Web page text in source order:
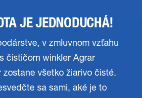
JE JEDNODUCHÁ!
v zmluvnom vzťahu
čističom winkler Agrar
zostane všetko žiarivo čisté.
sa sami, aké je to